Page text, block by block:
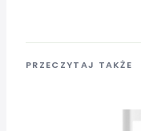
PRZECZYTAJ TAKŻE